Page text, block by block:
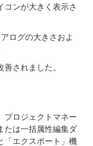
コンが大きく表示さ
ログの大きさおよ
されました。
プロジェクトマネー
たは一括属性編集ダ
「エクスポート」機